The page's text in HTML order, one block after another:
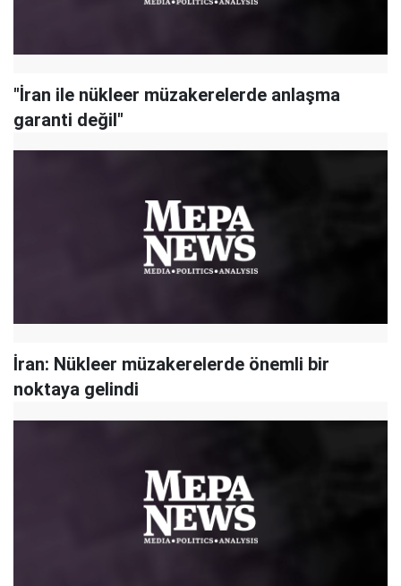
"İran ile nükleer müzakerelerde anlaşma
garanti değil"
İran: Nükleer müzakerelerde önemli bir
noktaya gelindi